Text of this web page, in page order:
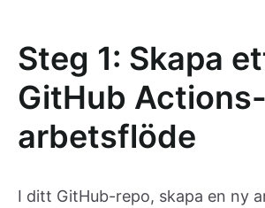
Steg 1: Skapa
GitHub Actions-
arbetsflöde
I ditt GitHub-repo, skapa en ny